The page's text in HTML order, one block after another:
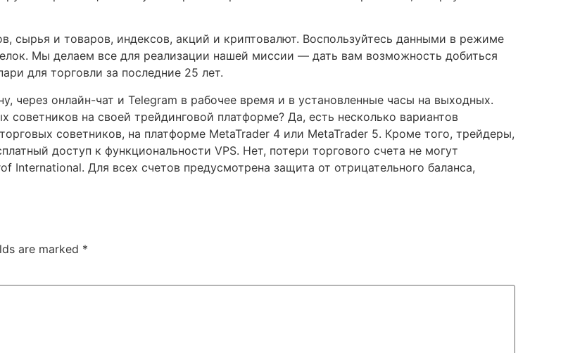
сырья и товаров, индексов, акций и криптовалют. Воспользуйтесь данными в режиме
Мы делаем все для реализации нашей миссии — дать вам возможность добиться
для торговли за последние 25 лет.
через онлайн-чат и Telegram в рабочее время и в установленные часы на выходных.
советников на своей трейдинговой платформе? Да, есть несколько вариантов
советников, на платформе MetaTrader 4 или MetaTrader 5. Кроме того, трейдеры,
доступ к функциональности VPS. Нет, потери торгового счета не могут
International. Для всех счетов предусмотрена защита от отрицательного баланса,
are marked *